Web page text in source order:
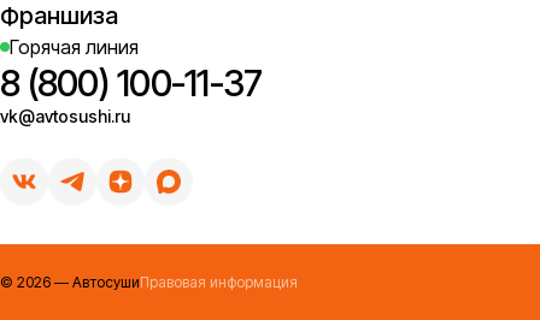
Франшиза
Горячая линия
8 (800) 100-11-37
vk@avtosushi.ru
© 2026 — АвтосушиПравовая информация